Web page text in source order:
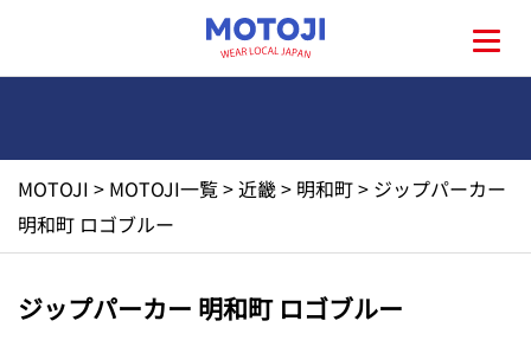
MOTOJI > MOTOJI一覧>近畿> 明和町> ジップパーカー
明和町 ロゴブルー
ジップパーカー 明和町 ロゴブルー